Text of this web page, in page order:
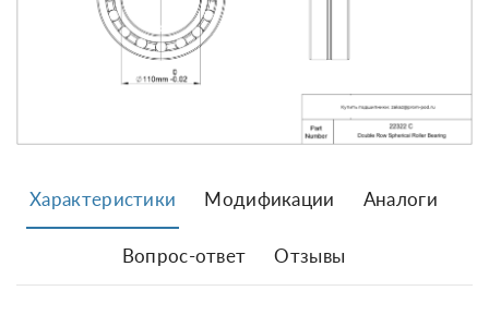
Характеристики Модификации Аналоги
Вопрос-ответ Отзывы